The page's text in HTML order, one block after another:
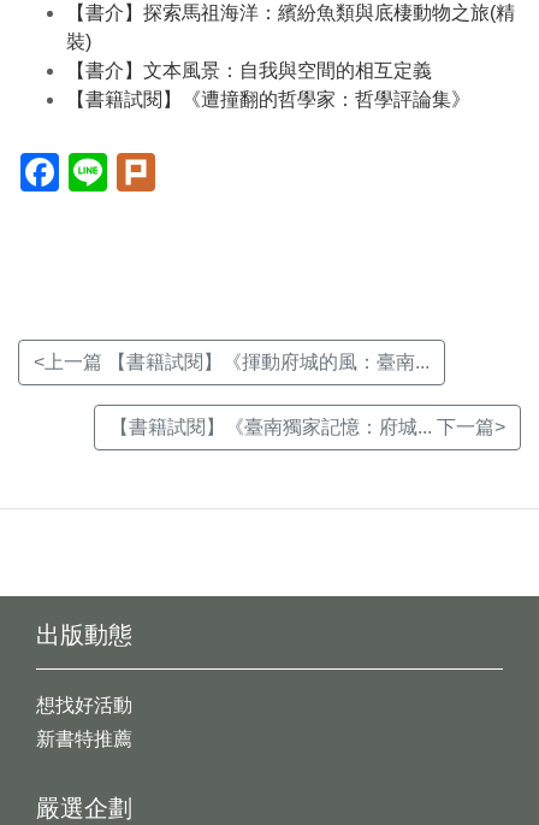
【書介】探索馬祖海洋：繽紛魚類與底棲動物之旅(精
裝)
【書介】文本風景：自我與空間的相互定義
【書籍試閱】《遭撞翻的哲學家：哲學評論集》
Facebook(另
開
Line(另
開
<上一篇 【書籍試閱】《揮動府城的風：臺南...
【書籍試閱】《臺南獨家記憶：府城... 下一篇>
出版動態
想找好活動
新書特推薦
嚴選企劃